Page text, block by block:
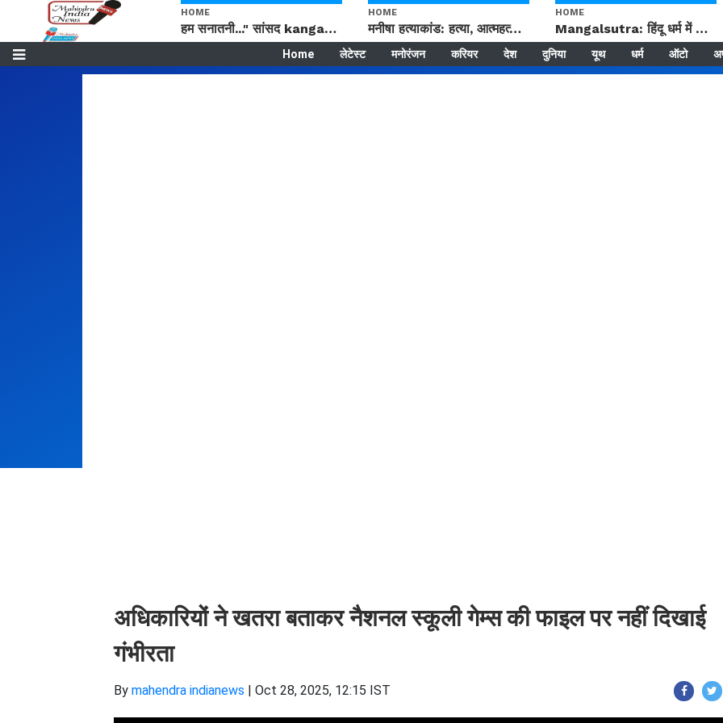
HOME
हम सनातनी..." सांसद kangana Ranaut से क्या बोली लड़की? Viral Jantar-Mantar | CJP protest
HOME
मनीषा हत्याकांड: हत्या, आत्महत्या या कोई बड़ा राज? | Full Story | Josh Haryana
HOME
Mangalsutra: हिंदू धर्म में शादी के बाद मंगलसूत्र क्यों पहनती है महिलाएं, किसने शुरु की ये परंपरा
Home लेटेस्ट मनोरंजन करियर देश दुनिया यूथ धर्म ऑटो
अधिकारियों ने खतरा बताकर नैशनल स्कूली गेम्स की फाइल पर नहीं दिखाई
गंभीरता
By mahendra indianews | Oct 28, 2025, 12:15 IST